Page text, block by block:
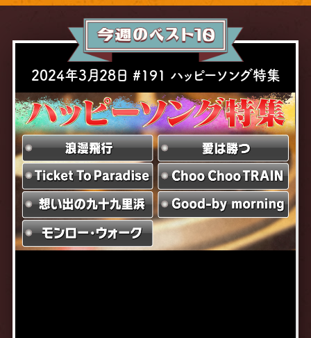
2024年3月28日 #191 ハッピーソング特集